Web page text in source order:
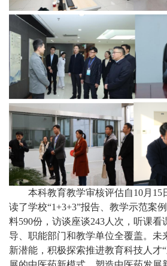
本科教育教学审核评估自10月15
读了学校“1+3+3”报告、教学示范案
料590份，访谈座谈243人次，听课看
导、职能部门和教学单位全覆盖。未
新潜能，积极探索推进教育科技人才